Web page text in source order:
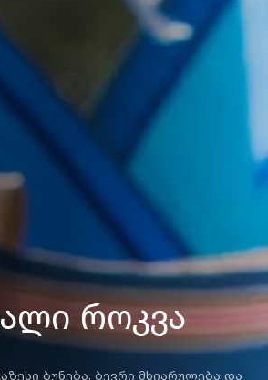
როკვა
ბუნება, ბევრი მხიარულება და